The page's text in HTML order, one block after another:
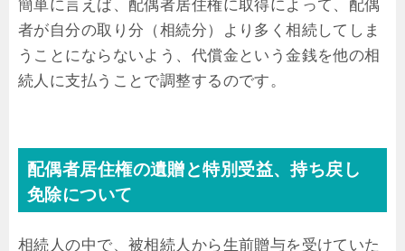
簡単に言えば、配偶者居住権に取得によって、配偶
者が自分の取り分（相続分）より多く相続してしま
うことにならないよう、代償金という金銭を他の相
続人に支払うことで調整するのです。
配偶者居住権の遺贈と特別受益、持ち戻し
免除について
相続人の中で、被相続人から生前贈与を受けていた